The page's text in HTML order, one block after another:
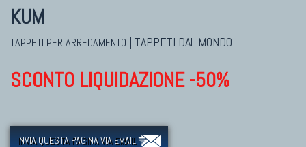
KUM
TAPPETI PER ARREDAMENTO | TAPPETI DAL MONDO
SCONTO LIQUIDAZIONE -50%
INVIA QUESTA PAGINA VIA EMAIL